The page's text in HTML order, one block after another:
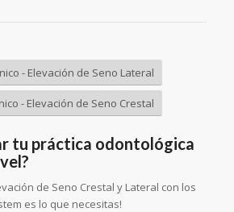
- Elevación de Seno Lateral
- Elevación de Seno Crestal
tu práctica odontológica
de Seno Crestal y Lateral con los
es lo que necesitas!